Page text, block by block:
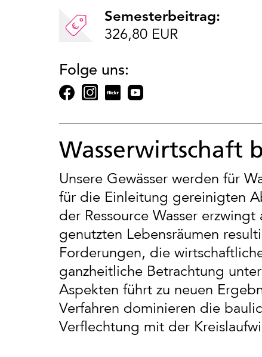
Semesterbeitrag:
326,80 EUR
Folge uns:
Wasserwirtschaft
Unsere Gewässer werden für
für die Einleitung gereinigten
der Ressource Wasser
genutzten Lebensräumen
Forderungen, die
ganzheitliche Betrachtung
Aspekten führt zu neuen
Verfahren dominieren die
Verflechtung mit der